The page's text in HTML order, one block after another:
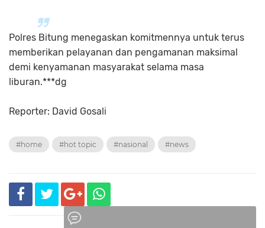
Polres Bitung menegaskan komitmennya untuk terus
memberikan pelayanan dan pengamanan maksimal
demi kenyamanan masyarakat selama masa
liburan.***dg
Reporter: David Gosali
#home #hot topic #nasional #news